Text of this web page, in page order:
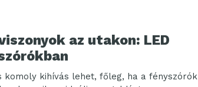
az utakon: LED
komoly kihívás lehet, főleg, ha a fényszórók